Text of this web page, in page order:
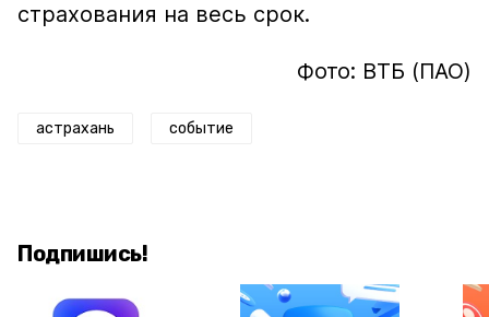
страхования на весь срок.
Фото: ВТБ (ПАО)
астрахань событие
Подпишись!